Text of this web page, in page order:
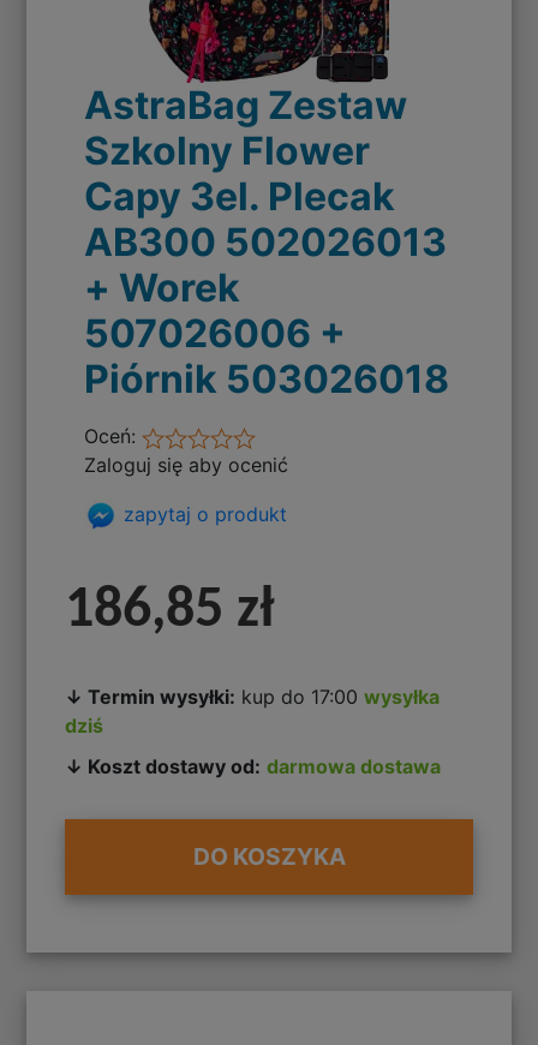
AstraBag Zestaw
Szkolny Flower
Capy 3el. Plecak
AB300 502026013
+ Worek
507026006 +
Piórnik 503026018
Oceń:
Zaloguj się aby ocenić
zapytaj o produkt
186,85 zł
↓ Termin wysyłki: kup do 17:00wysyłka
dziś
↓ Koszt dostawy od: darmowa dostawa
DO KOSZYKA